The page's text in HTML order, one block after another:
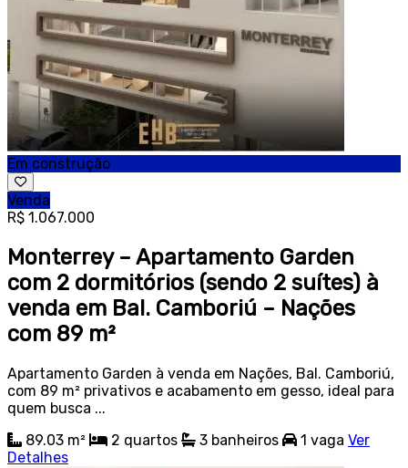
Em construção
Venda
R$ 1.067.000
Monterrey – Apartamento Garden
com 2 dormitórios (sendo 2 suítes) à
venda em Bal. Camboriú – Nações
com 89 m²
Apartamento Garden à venda em Nações, Bal. Camboriú,
com 89 m² privativos e acabamento em gesso, ideal para
quem busca ...
89.03 m²
2 quartos 3 banheiros 1 vaga Ver
Detalhes